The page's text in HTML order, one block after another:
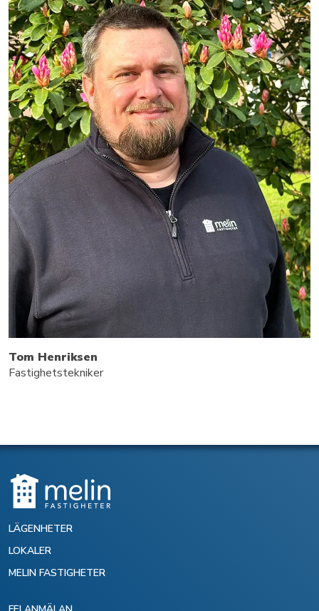
Tom Henriksen
Fastighetstekniker
LÄGENHETER
LOKALER
MELIN FASTIGHETER